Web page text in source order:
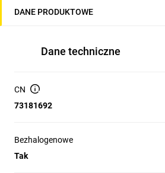
DANE PRODUKTOWE
Dane techniczne
CN
73181692
Bezhalogenowe
Tak